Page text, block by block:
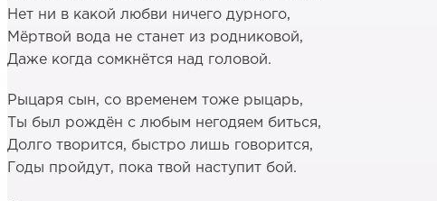
Нет ни в какой любви ничего дурного,
Мёртвой вода не станет из родниковой,
Даже когда сомкнётся над головой.
Рыцаря сын, со временем тоже рыцарь,
Ты был рождён с любым негодяем биться,
Долго творится, быстро лишь говорится,
Годы пройдут, пока твой наступит бой.